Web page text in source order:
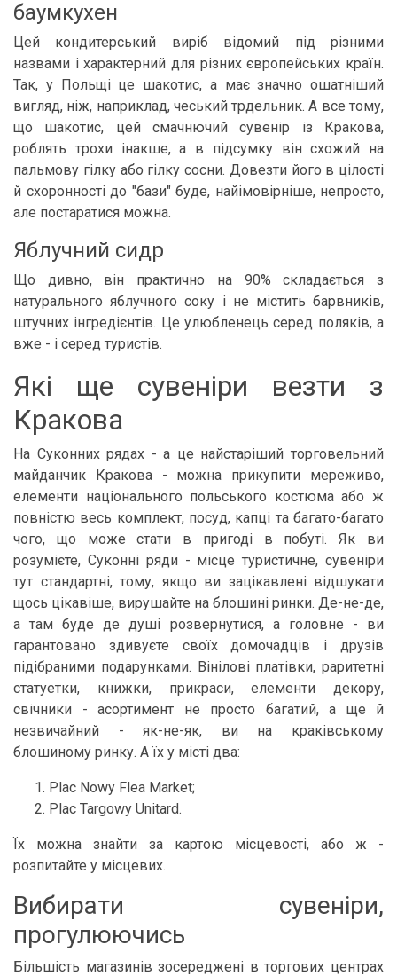
баумкухен
Цей кондитерський виріб відомий під різними
назвами і характерний для різних європейських країн.
Так, у Польщі це шакотис, а має значно ошатніший
вигляд, ніж, наприклад, чеський трдельник. А все тому,
що шакотис, цей смачнючий сувенір із Кракова,
роблять трохи інакше, а в підсумку він схожий на
пальмову гілку або гілку сосни. Довезти його в цілості
й схоронності до "бази" буде, найімовірніше, непросто,
але постаратися можна.
Яблучний сидр
Що дивно, він практично на 90% складається з
натурального яблучного соку і не містить барвників,
штучних інгредієнтів. Це улюбленець серед поляків, а
вже - і серед туристів.
Які ще сувеніри везти з
Кракова
На Суконних рядах - а це найстаріший торговельний
майданчик Кракова - можна прикупити мереживо,
елементи національного польського костюма або ж
повністю весь комплект, посуд, капці та багато-багато
чого, що може стати в пригоді в побуті. Як ви
розумієте, Суконні ряди - місце туристичне, сувеніри
тут стандартні, тому, якщо ви зацікавлені відшукати
щось цікавіше, вирушайте на блошині ринки. Де-не-де,
а там буде де душі розвернутися, а головне - ви
гарантовано здивуєте своїх домочадців і друзів
підібраними подарунками. Вінілові платівки, раритетні
статуетки, книжки, прикраси, елементи декору,
свічники - асортимент не просто багатий, а ще й
незвичайний - як-не-як, ви на краківському
блошиному ринку. А їх у місті два:
Plac Nowy Flea Market;
Plac Targowy Unitard.
Їх можна знайти за картою місцевості, або ж -
розпитайте у місцевих.
Вибирати сувеніри,
прогулюючись
Більшість магазинів зосереджені в торгових центрах